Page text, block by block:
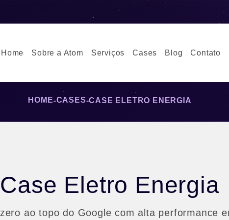
Home Sobre a Atom Serviços Cases Blog Contato
HOME-CASES-CASE ELETRO ENERGIA
Case Eletro Energia
ao topo do Google com alta performance